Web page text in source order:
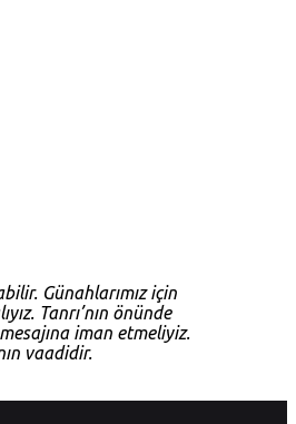
Günahlarımız için
Tanrı’nın önünde
iman etmeliyiz.
vaadidir.